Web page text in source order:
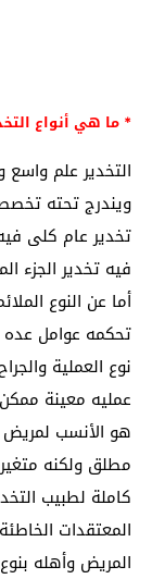
* ما هي أنواع
التخدير علم واسع
ويندرج تحته
تخدير عام كلى
فيه تخدير الجزء
أما عن النوع
تحكمه عوامل عده
نوع العملية
عمليه معينة
هو الأنسب
مطلق ولكنه
كاملة لطبيب
المعتقدات
المريض وأهله